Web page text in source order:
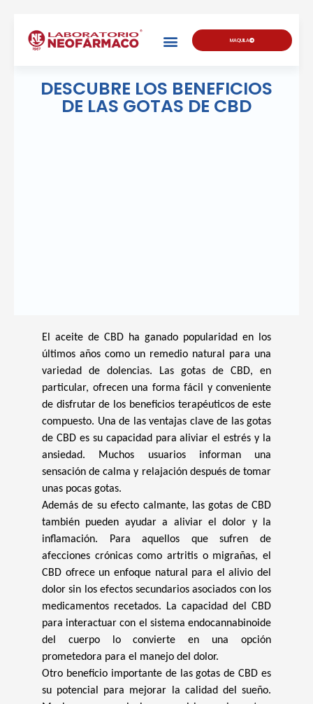
MAQUILA
DESCUBRE LOS BENEFICIOS
DE LAS GOTAS DE CBD
El aceite de CBD ha ganado popularidad en los
últimos años como un remedio natural para una
variedad de dolencias. Las gotas de CBD, en
particular, ofrecen una forma fácil y conveniente
de disfrutar de los beneficios terapéuticos de este
compuesto. Una de las ventajas clave de las gotas
de CBD es su capacidad para aliviar el estrés y la
ansiedad. Muchos usuarios informan una
sensación de calma y relajación después de tomar
unas pocas gotas.
Además de su efecto calmante, las gotas de CBD
también pueden ayudar a aliviar el dolor y la
inflamación. Para aquellos que sufren de
afecciones crónicas como artritis o migrañas, el
CBD ofrece un enfoque natural para el alivio del
dolor sin los efectos secundarios asociados con los
medicamentos recetados. La capacidad del CBD
para interactuar con el sistema endocannabinoide
del cuerpo lo convierte en una opción
prometedora para el manejo del dolor.
Otro beneficio importante de las gotas de CBD es
su potencial para mejorar la calidad del sueño.